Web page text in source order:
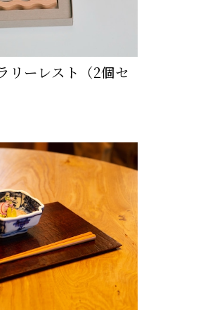
リーレスト（2個セ